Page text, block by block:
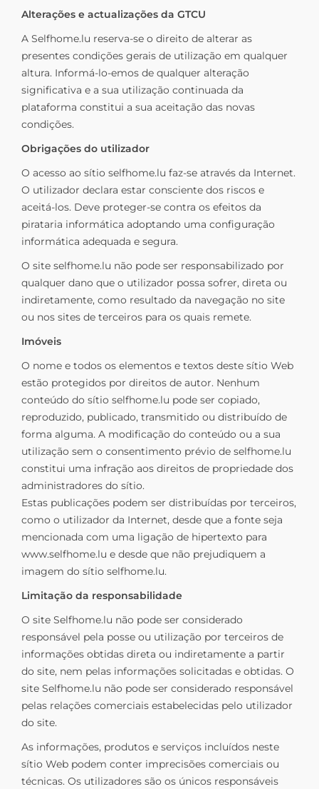
Alterações e actualizações da GTCU
A Selfhome.lu reserva-se o direito de alterar as
presentes condições gerais de utilização em qualquer
altura. Informá-lo-emos de qualquer alteração
significativa e a sua utilização continuada da
plataforma constitui a sua aceitação das novas
condições.
Obrigações do utilizador
O acesso ao sítio selfhome.lu faz-se através da Internet.
O utilizador declara estar consciente dos riscos e
aceitá-los. Deve proteger-se contra os efeitos da
pirataria informática adoptando uma configuração
informática adequada e segura.
O site selfhome.lu não pode ser responsabilizado por
qualquer dano que o utilizador possa sofrer, direta ou
indiretamente, como resultado da navegação no site
ou nos sites de terceiros para os quais remete.
Imóveis
O nome e todos os elementos e textos deste sítio Web
estão protegidos por direitos de autor. Nenhum
conteúdo do sítio selfhome.lu pode ser copiado,
reproduzido, publicado, transmitido ou distribuído de
forma alguma. A modificação do conteúdo ou a sua
utilização sem o consentimento prévio de selfhome.lu
constitui uma infração aos direitos de propriedade dos
administradores do sítio.
Estas publicações podem ser distribuídas por terceiros,
como o utilizador da Internet, desde que a fonte seja
mencionada com uma ligação de hipertexto para
www.selfhome.lu e desde que não prejudiquem a
imagem do sítio selfhome.lu.
Limitação da responsabilidade
O site Selfhome.lu não pode ser considerado
responsável pela posse ou utilização por terceiros de
informações obtidas direta ou indiretamente a partir
do site, nem pelas informações solicitadas e obtidas. O
site Selfhome.lu não pode ser considerado responsável
pelas relações comerciais estabelecidas pelo utilizador
do site.
As informações, produtos e serviços incluídos neste
sítio Web podem conter imprecisões comerciais ou
técnicas. Os utilizadores são os únicos responsáveis